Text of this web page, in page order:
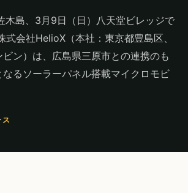
木島、3月9日（日）八天堂ビレッジで
式会社HelioX（本社：東京都豊島区、
ン）は、広島県三原市との連携のも
なるソーラーパネル搭載マイクロモビ
ス